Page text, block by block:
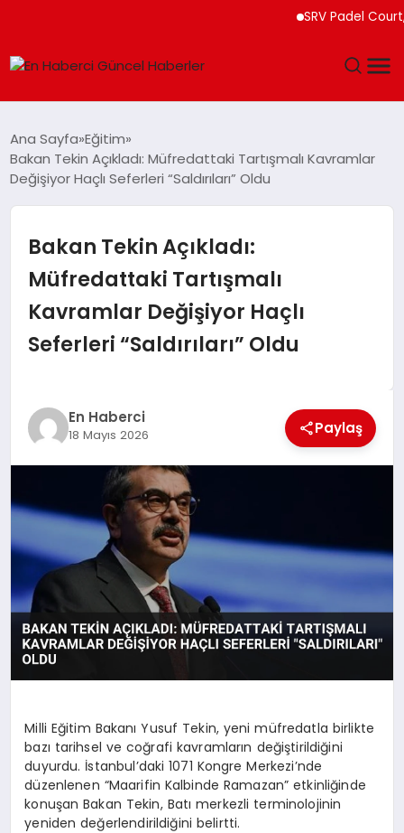
SRV Padel Court,
SPOR
MAGAZIN
EKONOMI
SIYASET
Ana Sayfa Eğitim
Bakan Tekin Açıkladı: Müfredattaki Tartışmalı Kavramlar
Değişiyor Haçlı Seferleri “Saldırıları” Oldu
Bakan Tekin Açıkladı:
Müfredattaki Tartışmalı
Kavramlar Değişiyor Haçlı
Seferleri “Saldırıları” Oldu
En Haberci
18 Mayıs 2026 Paylaş
Milli Eğitim Bakanı Yusuf Tekin, yeni müfredatla birlikte
bazı tarihsel ve coğrafi kavramların değiştirildiğini
duyurdu. İstanbul’daki 1071 Kongre Merkezi’nde
düzenlenen “Maarifin Kalbinde Ramazan” etkinliğinde
konuşan Bakan Tekin, Batı merkezli terminolojinin
yeniden değerlendirildiğini belirtti.